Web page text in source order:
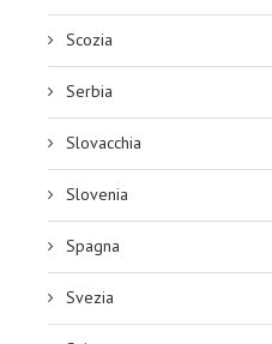
Scozia
Serbia
Slovacchia
Slovenia
Spagna
Svezia